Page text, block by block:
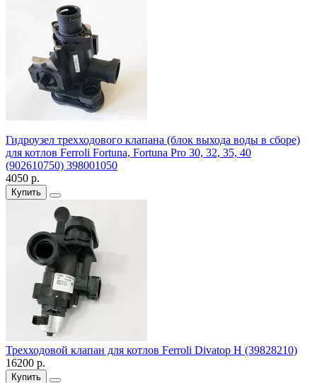
Гидроузел трехходового клапана (блок выхода воды в сборе)
для котлов Ferroli Fortuna, Fortuna Pro 30, 32, 35, 40
(902610750) 398001050
4050 р.
Купить
Трехходовой клапан для котлов Ferroli Divatop H (39828210)
16200 р.
Купить